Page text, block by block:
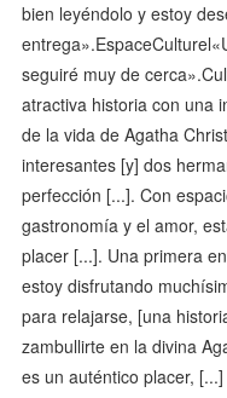
bien leyéndolo y estoy
seguiré muy de
atractiva historia con una
de la vida de Agatha
interesantes [y] dos
perfección [...]. Con
gastronomía y el amor,
placer [...]. Una primera
estoy disfrutando
para relajarse, [una
zambullirte en la divina
es un auténtico placer,